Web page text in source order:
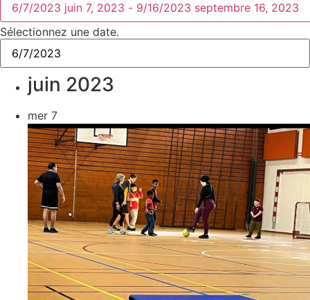
6/7/2023 juin 7, 2023 - 9/16/2023 septembre 16, 2023
Sélectionnez une date.
juin 2023
mer 7